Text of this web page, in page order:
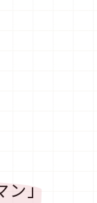
ン」